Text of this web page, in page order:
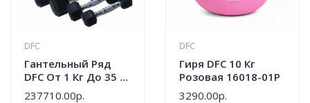
DFC
Гантельный Ряд
DFC От 1 Кг До 35 Кг
DB001-1_35
237710.00р.
DFC
Гиря DFC 10 Кг
Розовая 16018-01P
3290.00р.